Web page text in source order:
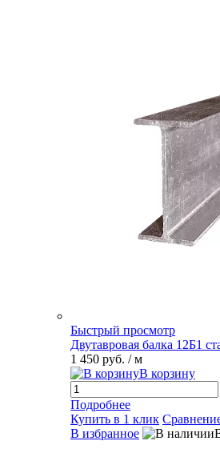
Быстрый просмотр
Двутавровая балка 12Б1
1 450 руб. / м
В корзину
Подробнее
Купить в 1 клик
В избранное